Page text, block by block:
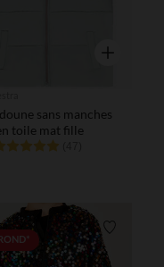
Aperçu
sans manches
toile mat fille